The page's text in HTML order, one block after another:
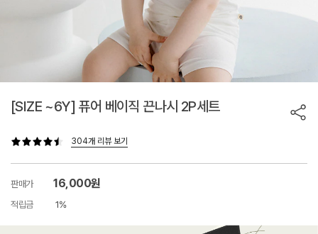
[SIZE ~6Y] 퓨어 베이직 끈나시 2P세트
304개 리뷰 보기
판매가 16,000원
적립금 1%